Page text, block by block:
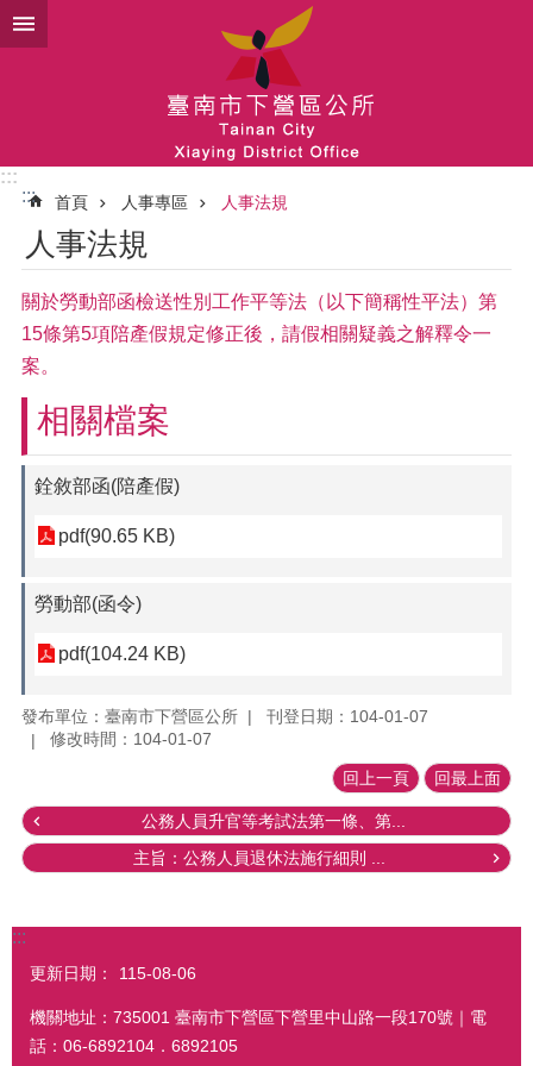
跳到主要內容區塊
:::
:::
首頁 人事專區 人事法規
人事法規
關於勞動部函檢送性別工作平等法（以下簡稱性平法）第
15條第5項陪產假規定修正後，請假相關疑義之解釋令一
案。
相關檔案
銓敘部函(陪產假)
pdf(90.65 KB)
勞動部(函令)
pdf(104.24 KB)
發布單位：臺南市下營區公所
刊登日期：104-01-07
修改時間：104-01-07
回上一頁 回最上面
公務人員升官等考試法第一條、第...
主旨：公務人員退休法施行細則 ...
:::
更新日期： 115-08-06
機關地址：735001 臺南市下營區下營里中山路一段170號｜電
話：06-6892104．6892105